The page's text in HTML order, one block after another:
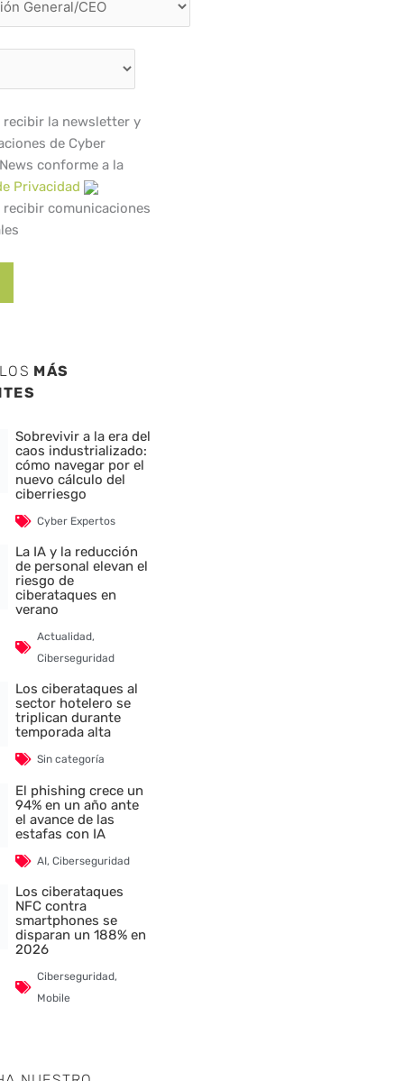
recibir la newsletter y
de Cyber
conforme a la
Privacidad
recibir comunicaciones
MÁS
Sobrevivir a la era del
caos industrializado:
cómo navegar por el
nuevo cálculo del
ciberriesgo
Cyber Expertos
La IA y la reducción
de personal elevan el
riesgo de
ciberataques en
verano
Actualidad,
Ciberseguridad
Los ciberataques al
sector hotelero se
triplican durante
temporada alta
Sin categoría
El phishing crece un
94% en un año ante
el avance de las
estafas con IA
AI,Ciberseguridad
Los ciberataques
NFC contra
smartphones se
disparan un 188% en
2026
Ciberseguridad,
Mobile